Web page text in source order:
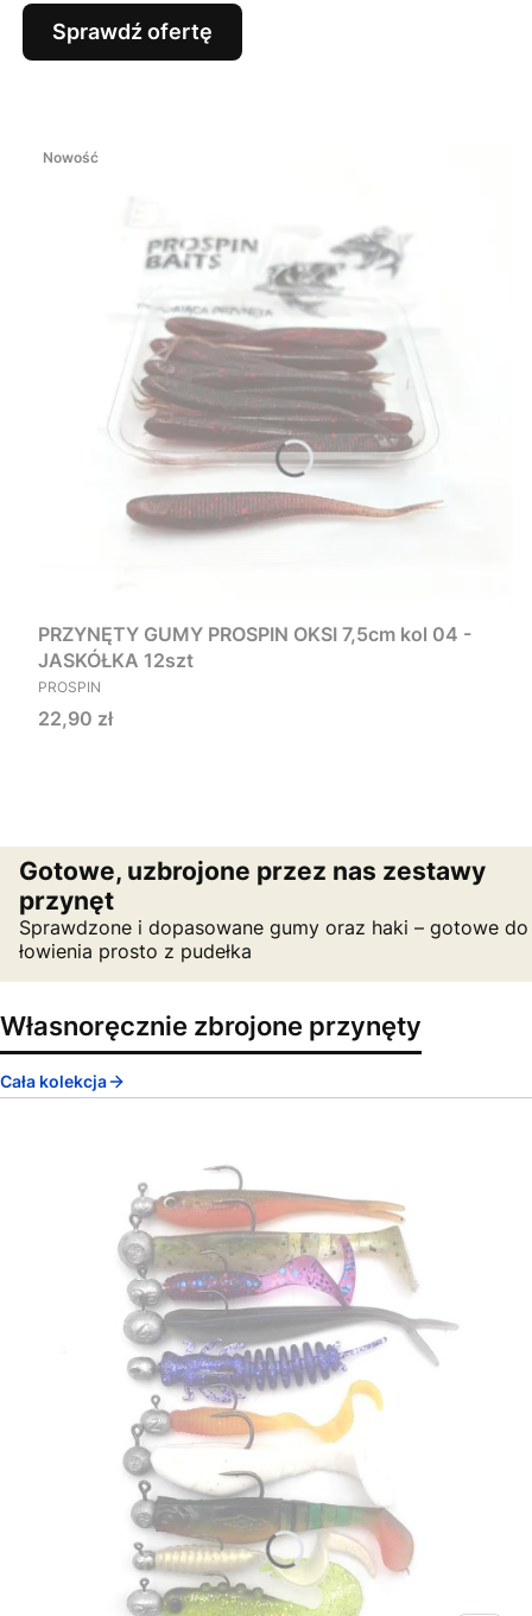
Sprawdź ofertę
Nowość
PRZYNĘTY GUMY PROSPIN OKSI 7,5cm kol 04 -
JASKÓŁKA 12szt
PRODUCENT
PROSPIN
Cena
22,90 zł
Gotowe, uzbrojone przez nas zestawy
przynęt
Sprawdzone i dopasowane gumy oraz haki – gotowe do
łowienia prosto z pudełka
Własnoręcznie zbrojone przynęty
Cała kolekcja